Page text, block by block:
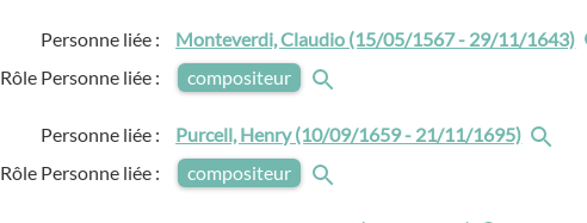
Personne liée :
Monteverdi, Claudio (15/05/1567 - 29/11/1643)
Rôle Personne liée :
compositeur
Personne liée :
Purcell, Henry (10/09/1659 - 21/11/1695)
Rôle Personne liée :
compositeur